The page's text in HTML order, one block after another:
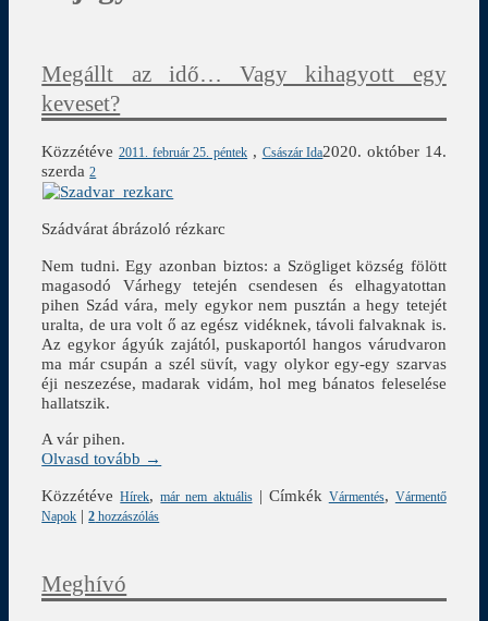
Megállt az idő… Vagy kihagyott egy
keveset?
Közzétéve 2011. február 25. péntek , Császár Ida2020. október 14.
szerda 2
Szádvárat ábrázoló rézkarc
Nem tudni. Egy azonban biztos: a Szögliget község fölött
magasodó Várhegy tetején csendesen és elhagyatottan
pihen Szád vára, mely egykor nem pusztán a hegy tetejét
uralta, de ura volt ő az egész vidéknek, távoli falvaknak is.
Az egykor ágyúk zajától, puskaportól hangos várudvaron
ma már csupán a szél süvít, vagy olykor egy-egy szarvas
éji neszezése, madarak vidám, hol meg bánatos feleselése
hallatszik.
A vár pihen.
Olvasd tovább →
Közzétéve Hírek,már nem aktuális| Címkék Vármentés, Vármentő
Napok |2 hozzászólás
Meghívó